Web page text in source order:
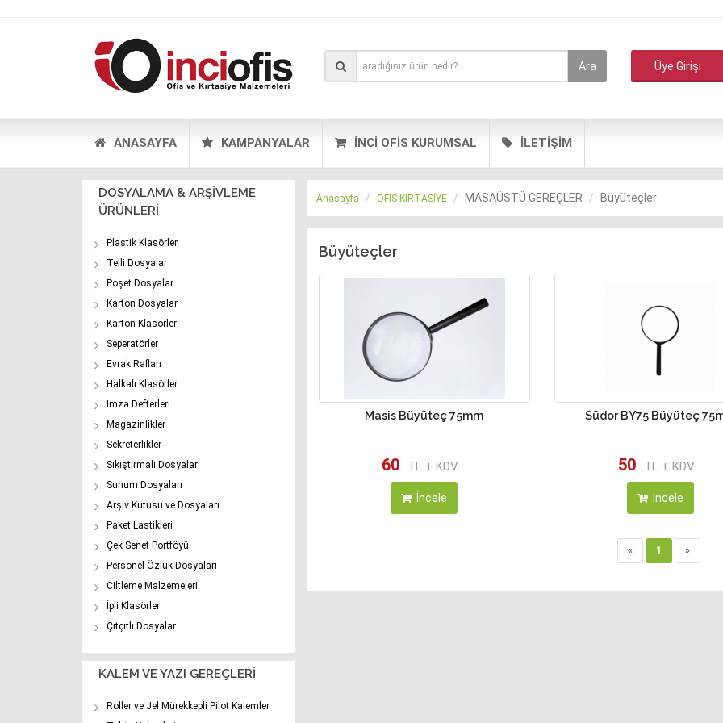
Ara Üye Girişi
ANASAYFA KAMPANYALAR İNCİ OFİS KURUMSAL İLETİŞİM
DOSYALAMA & ARŞİVLEME
ÜRÜNLERİ
Plastik Klasörler
Telli Dosyalar
Poşet Dosyalar
Karton Dosyalar
Karton Klasörler
Seperatörler
Evrak Rafları
Halkalı Klasörler
İmza Defterleri
Magazinlikler
Sekreterlikler
Sıkıştırmalı Dosyalar
Sunum Dosyaları
Arşiv Kutusu ve Dosyaları
Paket Lastikleri
Çek Senet Portföyü
Personel Özlük Dosyaları
Ciltleme Malzemeleri
İpli Klasörler
Çıtçıtlı Dosyalar
KALEM VE YAZI GEREÇLERİ
Roller ve Jel Mürekkepli Pilot Kalemler
Anasayfa OFİS KIRTASİYE MASAÜSTÜ GEREÇLER Büyüteçler
Büyüteçler
Masis Büyüteç 75mm
60 TL + KDV
İncele
Südor BY75 Büyüteç
50 TL + KDV
İncele
« 1 »